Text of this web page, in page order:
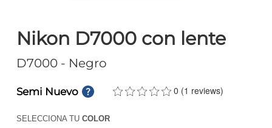
Nikon D7000 con lente
D7000 - Negro
Semi Nuevo 0 (1 reviews)
SELECCIONA TU COLOR